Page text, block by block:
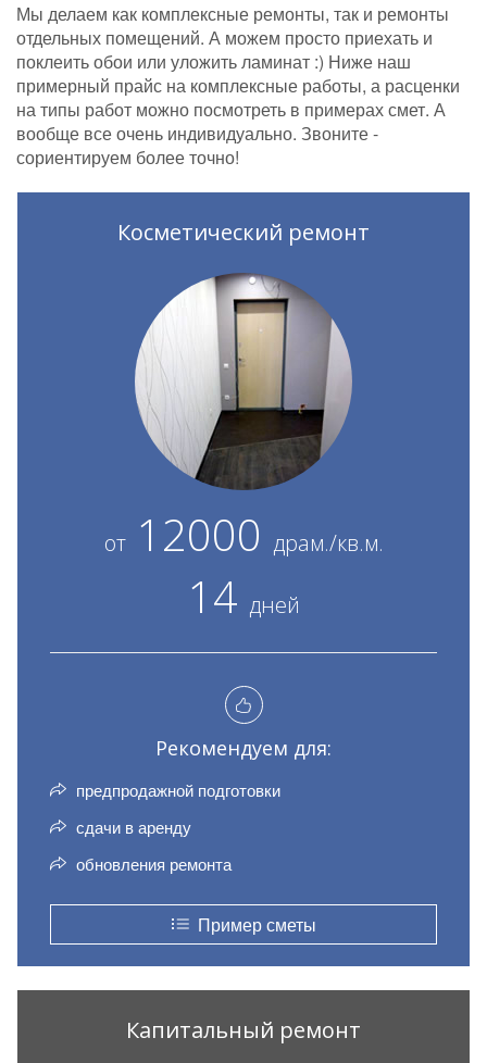
Мы делаем как комплексные ремонты, так и ремонты
отдельных помещений. А можем просто приехать и
поклеить обои или уложить ламинат :) Ниже наш
примерный прайс на комплексные работы, а расценки
на типы работ можно посмотреть в примерах смет. А
вообще все очень индивидуально. Звоните -
сориентируем более точно!
Косметический ремонт
от12000 драм./кв.м.
14 дней
Рекомендуем для:
предпродажной подготовки
сдачи в аренду
обновления ремонта
Пример сметы
Капитальный ремонт